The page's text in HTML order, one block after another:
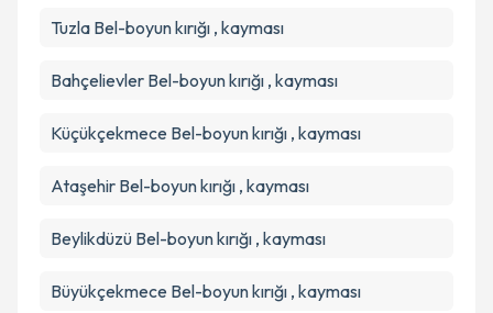
Tuzla Bel-boyun kırığı , kayması
Bahçelievler Bel-boyun kırığı , kayması
Küçükçekmece Bel-boyun kırığı , kayması
Ataşehir Bel-boyun kırığı , kayması
Beylikdüzü Bel-boyun kırığı , kayması
Büyükçekmece Bel-boyun kırığı , kayması